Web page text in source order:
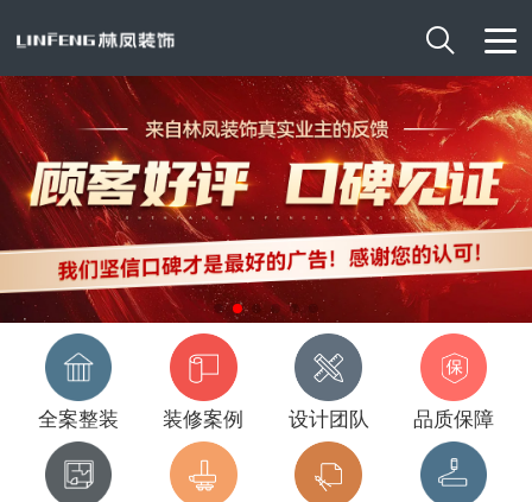

全案整装 装修案例 设计团队 品质保障